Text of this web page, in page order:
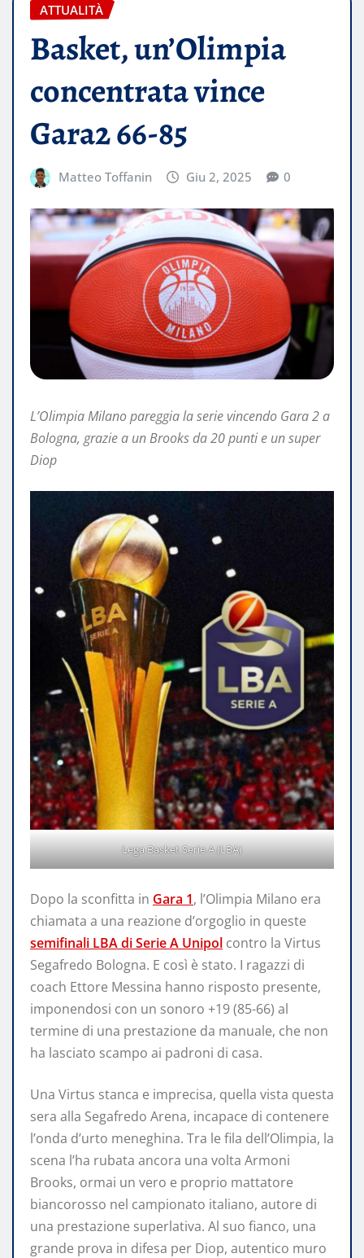
ATTUALITÀ
Basket, un’Olimpia
concentrata vince
Gara2 66-85
Matteo Toffanin Giu 2, 2025 0
L’Olimpia Milano pareggia la serie vincendo Gara 2 a
Bologna, grazie a un Brooks da 20 punti e un super
Diop
Lega Basket Serie A (LBA)
Dopo la sconfitta in Gara 1, l’Olimpia Milano era
chiamata a una reazione d’orgoglio in queste
semifinali LBA di Serie A Unipol contro la Virtus
Segafredo Bologna. E così è stato. I ragazzi di
coach Ettore Messina hanno risposto presente,
imponendosi con un sonoro +19 (85-66) al
termine di una prestazione da manuale, che non
ha lasciato scampo ai padroni di casa.
Una Virtus stanca e imprecisa, quella vista questa
sera alla Segafredo Arena, incapace di contenere
l’onda d’urto meneghina. Tra le fila dell’Olimpia, la
scena l’ha rubata ancora una volta Armoni
Brooks, ormai un vero e proprio mattatore
biancorosso nel campionato italiano, autore di
una prestazione superlativa. Al suo fianco, una
grande prova in difesa per Diop, autentico muro